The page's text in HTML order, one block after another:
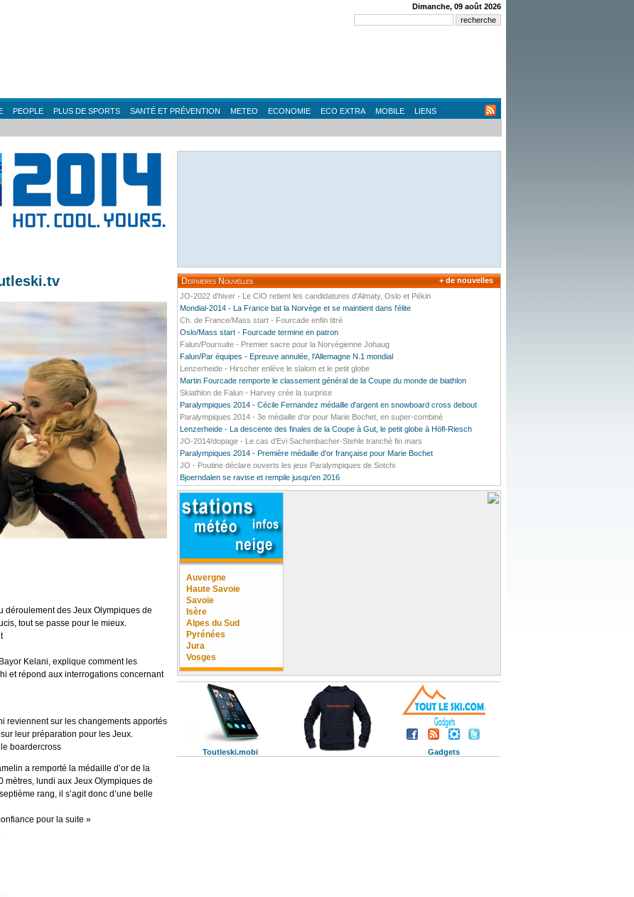
Dimanche, 09 août 2026
PEOPLE PLUS DE SPORTS SANTÉ ET PRÉVENTION METEO ECONOMIE ECO EXTRA MOBILE LIENS
déroulement des Jeux Olympiques de
tout se passe pour le mieux.
Kelani, explique comment les
et répond aux interrogations concernant
reviennent sur les changements apportés
leur préparation pour les Jeux.
boardercross
a remporté la médaille d’or de la
lundi aux Jeux Olympiques de
rang, il s’agit donc d’une belle
pour la suite »
Dernieres Nouvelles
JO-2022 d'hiver - Le CIO retient les candidatures d'Almaty, Oslo et Pékin
Mondial-2014 - La France bat la Norvège et se maintient dans l'élite
Ch. de France/Mass start - Fourcade enfin titré
Oslo/Mass start - Fourcade termine en patron
Falun/Poursuite - Premier sacre pour la Norvégienne Johaug
Falun/Par équipes - Epreuve annulée, l'Allemagne N.1 mondial
Lenzerheide - Hirscher enlève le slalom et le petit globe
Martin Fourcade remporte le classement général de la Coupe du monde de biathlon
Skiathlon de Falun - Harvey crée la surprise
Paralympiques 2014 - Cécile Fernandez médaille d'argent en snowboard cross debout
Paralympiques 2014 - 3e médaille d'or pour Marie Bochet, en super-combiné
Lenzerheide - La descente des finales de la Coupe à Gut, le petit globe à Höfl-Riesch
JO-2014/dopage - Le cas d'Evi Sachenbacher-Stehle tranché fin mars
Paralympiques 2014 - Première médaille d'or française pour Marie Bochet
JO - Poutine déclare ouverts les jeux Paralympiques de Sotchi
Bjoerndalen se ravise et rempile jusqu'en 2016
+ de nouvelles
Auvergne
Haute Savoie
Savoie
Isère
Alpes du Sud
Pyrénées
Jura
Vosges
Toutleski.mobi Gadgets